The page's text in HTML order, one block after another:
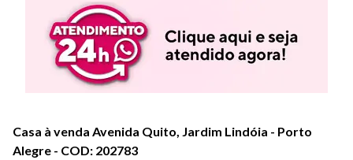
Casa à venda Avenida Quito, Jardim Lindóia - Porto
Alegre - COD: 202783